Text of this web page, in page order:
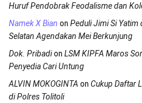
Huruf Pendobrak Feodalisme dan
Namek X Bian on Peduli Jimi Si Yatim
Selatan Agendakan Mei Berkunjung
Dok. Pribadion LSM KIPFA Maros
Penyedia Cari Untung
ALVIN MOKOGINTA on Cukup Daftar
di Polres Tolitoli